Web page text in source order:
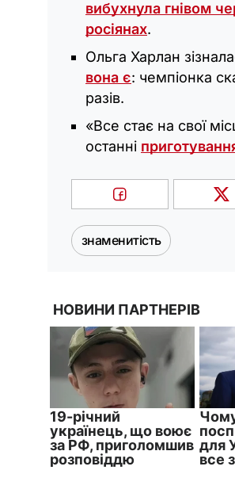
вибухнула гнівом
росіянах.
Ольга Харлан
вона є: чемпіонка
разів.
«Все стає на свої
останні
знаменитість